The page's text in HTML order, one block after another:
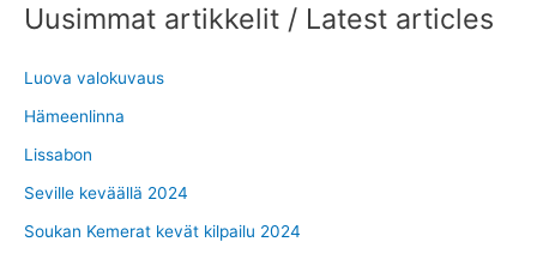
Uusimmat artikkelit / Latest articles
Luova valokuvaus
Hämeenlinna
Lissabon
Seville keväällä 2024
Soukan Kemerat kevät kilpailu 2024